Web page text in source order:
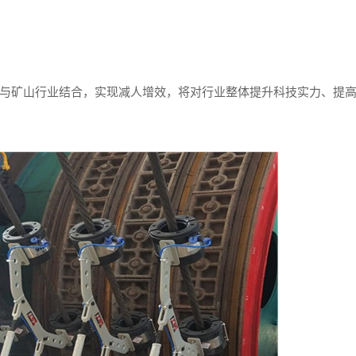
山行业结合，实现减人增效，将对行业整体提升科技实力、提